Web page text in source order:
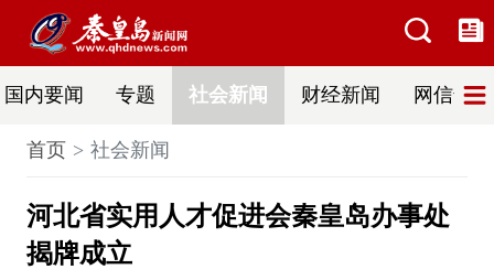
国内要闻 专题 社会新闻 财经新闻 网信普法
首页 社会新闻
河北省实用人才促进会秦皇岛办事处
揭牌成立